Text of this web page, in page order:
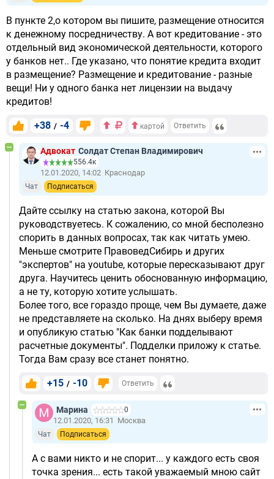
В пункте 2,о котором вы пишите, размещение относится
к денежному посредничеству. А вот кредитование - это
отдельный вид экономической деятельности, которого
у банков нет.. Где указано, что понятие кредита входит
в размещение? Размещение и кредитование - разные
вещи! Ни у одного банка нет лицензии на выдачу
кредитов!
+38 / -4 картой Ответить
Адвокат Солдат Степан Владимирович
556.4к
12.01.2020, 14:02 Краснодар
Чат Подписаться
Дайте ссылку на статью закона, которой Вы
руководствуетесь. К сожалению, со мной бесполезно
спорить в данных вопросах, так как читать умею.
Меньше смотрите ПравоведСибирь и других
"экспертов" на youtube, которые пересказывают друг
друга. Научитесь ценить обоснованную информацию,
а не ту, которую хотите услышать.
Более того, все гораздо проще, чем Вы думаете, даже
не представляете на сколько. На днях выберу время
и опубликую статью "Как банки подделывают
расчетные документы". Подделки приложу к статье.
Тогда Вам сразу все станет понятно.
+15 / -10 Ответить
Марина 0
12.01.2020, 16:31 Москва
Чат Подписаться
А с вами никто и не спорит... у каждого есть своя
точка зрения... есть такой уважаемый мною сайт